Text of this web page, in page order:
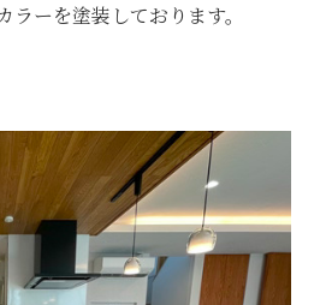
ーを塗装しております。